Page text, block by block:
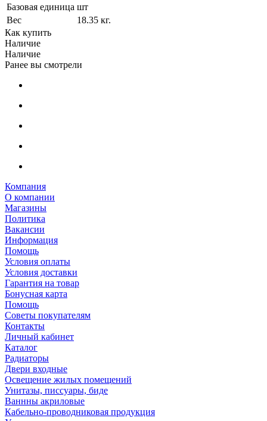
Базовая единица шт
Вес
18.35 кг.
Как купить
Наличие
Наличие
Ранее вы смотрели
Компания
О компании
Магазины
Политика
Вакансии
Информация
Помощь
Условия оплаты
Условия доставки
Гарантия на товар
Бонусная карта
Помощь
Советы покупателям
Контакты
Личный кабинет
Каталог
Радиаторы
Двери входные
Освещение жилых помещений
Унитазы, писсуары, биде
Ваннны акриловые
Кабельно-проводниковая продукция